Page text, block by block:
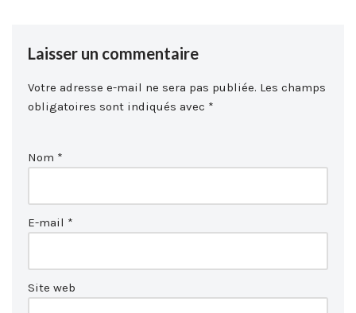
Laisser un commentaire
Votre adresse e-mail ne sera pas publiée. Les champs
obligatoires sont indiqués avec *
Nom *
E-mail *
Site web